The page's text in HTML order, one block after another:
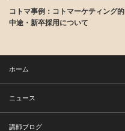
講師ブログ
コトマ事例：コトマーケティング的
中途・新卒採用について
ホーム
ニュース
講師ブログ